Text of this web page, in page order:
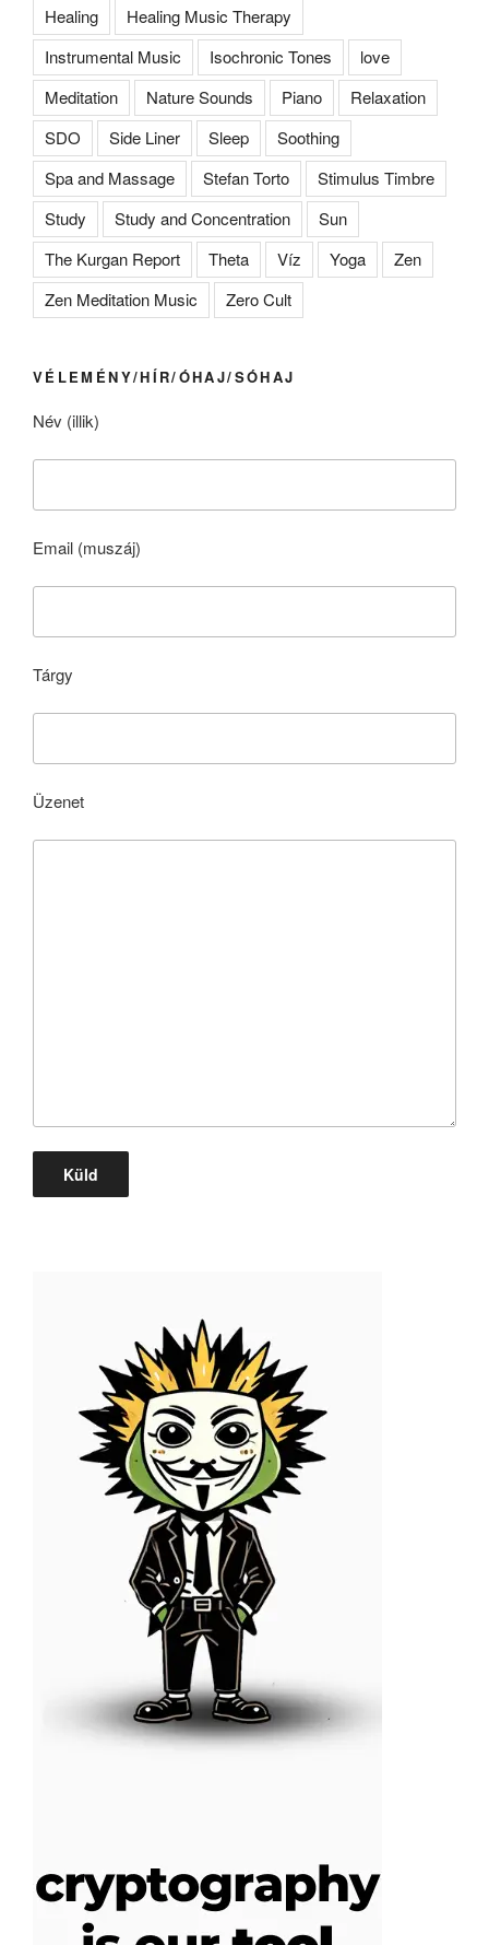
Healing
Healing Music Therapy
Instrumental Music
Isochronic Tones
love
Meditation
Nature Sounds Piano
Relaxation
SDO
Side Liner Sleep
Soothing
Spa and Massage
Stefan Torto
Stimulus Timbre
Study
Study and Concentration
Sun
The Kurgan Report
Theta Víz Yoga
Zen
Zen Meditation Music
Zero Cult
VÉLEMÉNY/HÍR/ÓHAJ/SÓHAJ
Név (illik)
Email (muszáj)
Tárgy
Üzenet